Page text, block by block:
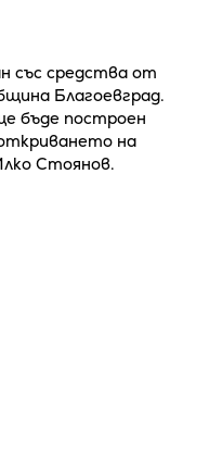
със средства от
Благоевград.
бъде построен
на
Стоянов.